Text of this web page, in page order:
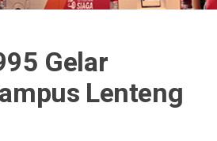
Gelar
Lenteng